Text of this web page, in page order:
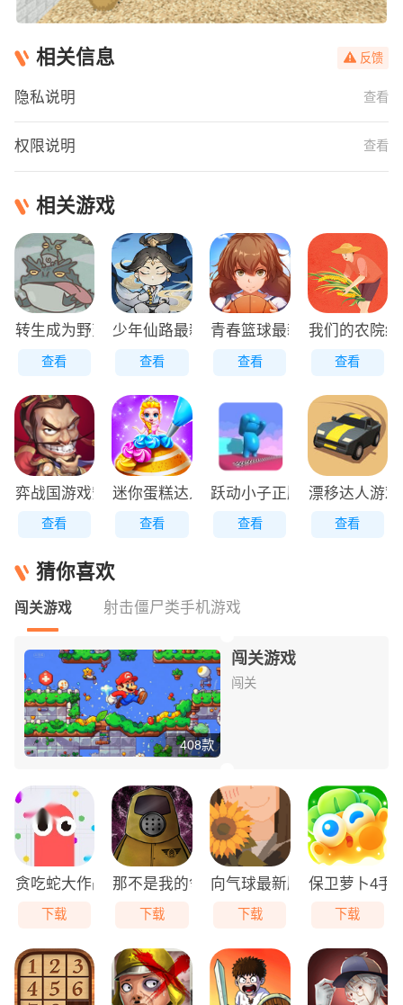
相关信息 反馈
隐私说明 查看
权限说明 查看
相关游戏
转生成为野蛮人正版
查看
少年仙路最新版
查看
青春篮球最新版
查看
我们的农院
查看
弈战国游戏安装包
查看
迷你蛋糕达人原版
查看
跃动小子正版
查看
漂移达人游
查看
猜你喜欢
闯关游戏 射击僵尸类手机游戏
闯关游戏
闯关
408款
贪吃蛇大作战免费版
下载
那不是我的邻居游戏无广告版
下载
向气球最新版
下载
保卫萝卜4手
下载